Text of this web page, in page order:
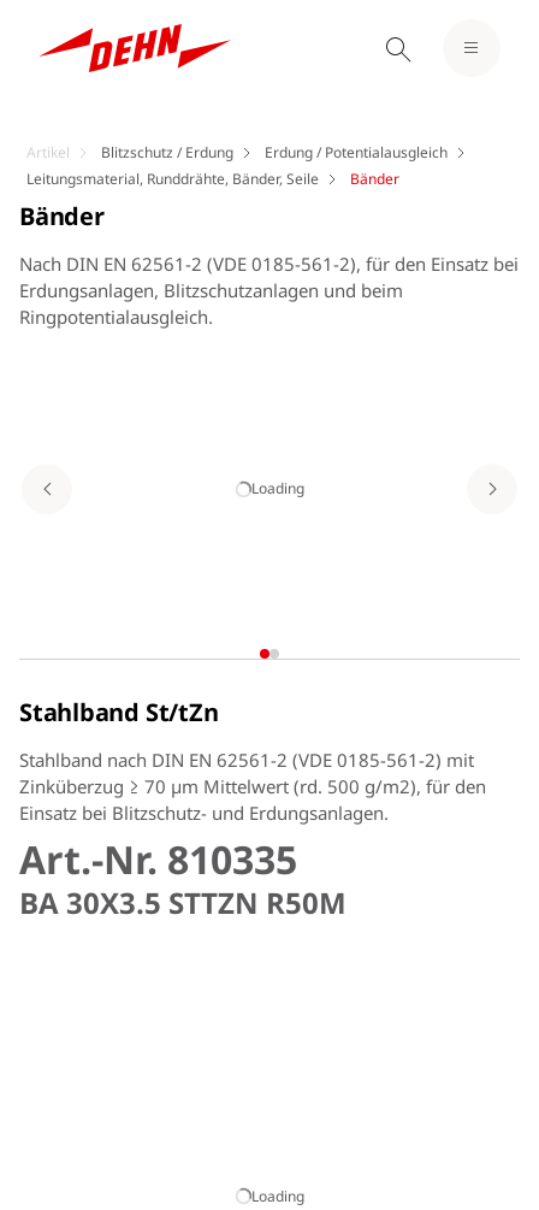
Artikel Blitzschutz / Erdung
Erdung / Potentialausgleich
Leitungsmaterial, Runddrähte, Bänder, Seile
Bänder
Loading
Bänder
Nach DIN EN 62561-2 (VDE 0185-561-2), für den Einsatz bei
Erdungsanlagen, Blitzschutzanlagen und beim
Ringpotentialausgleich.
Stahlband St/tZn
Stahlband nach DIN EN 62561-2 (VDE 0185-561-2) mit
Zinküberzug ≥ 70 µm Mittelwert (rd. 500 g/m2), für den
Einsatz bei Blitzschutz- und Erdungsanlagen.
Art.-Nr. 810335
BA 30X3.5 STTZN R50M
Loading